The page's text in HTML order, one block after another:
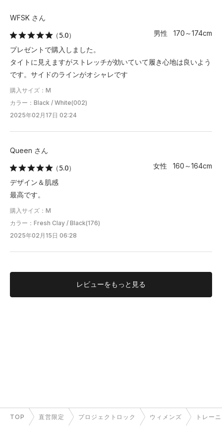
WFSK さん
（5.0）
男性 170～174cm
プレゼントで購入しました。
タイトに見えますがストレッチが効いていて履き心地は良いよう
です。サイドのラインがオシャレです
購入サイズ：M
カラー：Black / White(002)
2025年02月17日 02:24
Queen さん
（5.0）
女性 160～164cm
デザイン＆肌感
最高です。
購入サイズ：M
カラー：Fresh Clay / Black(176)
2025年02月15日 06:28
レビューをもっと見る
TOP 直営限定 プロジェクトロック ウィメンズ トレー